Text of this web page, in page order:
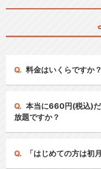
料金はいくらですか？
本当に660円(税込)
放題ですか？
「はじめての方は初